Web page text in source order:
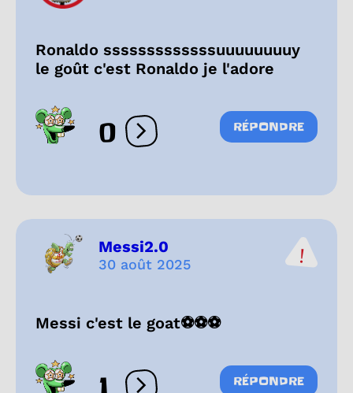
Ronaldo sssssssssssssuuuuuuuuy
le goût c'est Ronaldo je l'adore
0 Ouvrir les réactions
RÉPONDRE
Messi2.0
30 août 2025
Messi c'est le goat⚽⚽⚽
RÉPONDRE